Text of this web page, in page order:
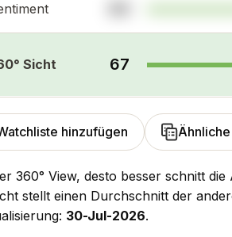
Sicht 67
hinzufügen
360° View, desto besser schnitt
stellt einen Durchschnitt der
30-Jul-2026.